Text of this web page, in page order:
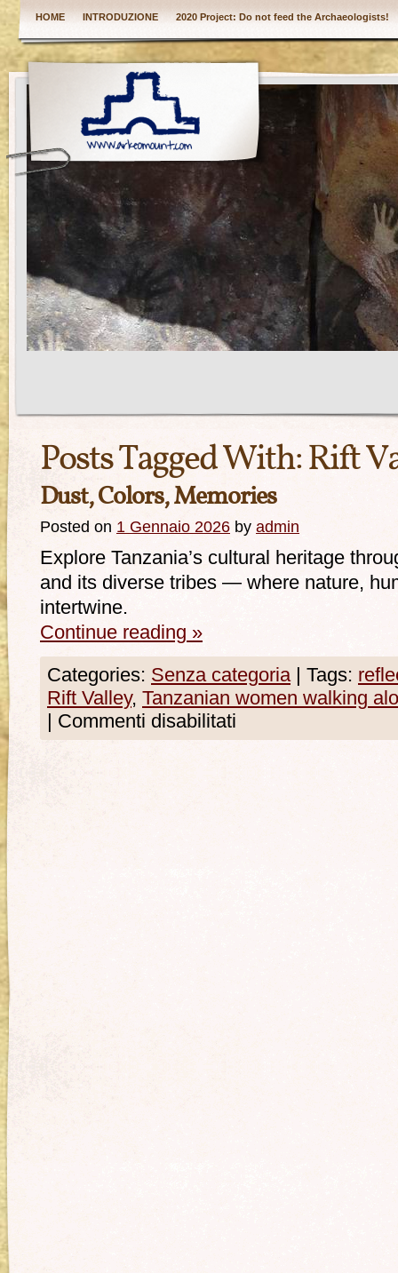
HOME INTRODUZIONE 2020 Project: Do not feed the Archaeologists!
Posts Tagged With:Rift
Dust, Colors, Memories
Posted on 1 Gennaio 2026 by admin
Explore Tanzania’s cultural heritage
and its diverse tribes — where nature,
intertwine.
Continue reading »
Categories: Senza categoria Tags:
Rift Valley, Tanzanian women walking
Commenti disabilitati